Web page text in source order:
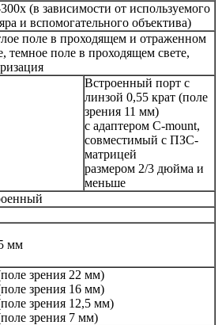
(в зависимости от используемого
и вспомогательного объектива)
поле в проходящем и отраженном
темное поле в проходящем свете,
Встроенный порт с
линзой 0,55 крат (поле
зрения 11 мм)
с адаптером С-mount,
совместимый с ПЗС-
матрицей
размером 2/3 дюйма и
меньше
мм
зрения 22 мм)
зрения 16 мм)
зрения 12,5 мм)
зрения 7 мм)